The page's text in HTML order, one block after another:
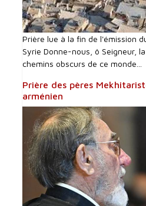
Prière lue à la fin de l'émission
Syrie Donne-nous, ô Seigneur,
chemins obscurs de ce monde...
Prière des pères
arménien